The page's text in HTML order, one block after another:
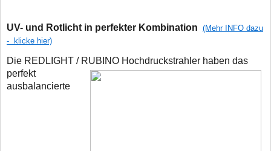
UV- und Rotlicht in perfekter Kombination (Mehr INFO dazu
- klicke hier)
Die REDLIGHT / RUBINO Hochdruckstrahler haben das
perfekt
ausbalancierte